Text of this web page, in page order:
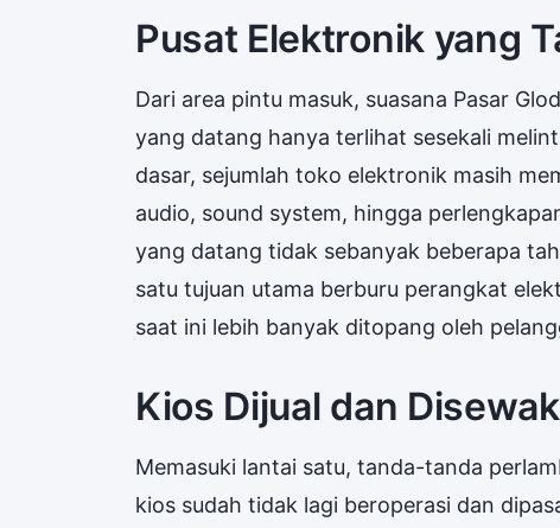
Pusat Elektronik yang
Dari area pintu masuk, suasana Pasar
yang datang hanya terlihat sesekali
dasar, sejumlah toko elektronik masih
audio, sound system, hingga
yang datang tidak sebanyak beberapa
satu tujuan utama berburu perangkat
saat ini lebih banyak ditopang oleh
Kios Dijual dan
Memasuki lantai satu, tanda-tanda
kios sudah tidak lagi beroperasi dan